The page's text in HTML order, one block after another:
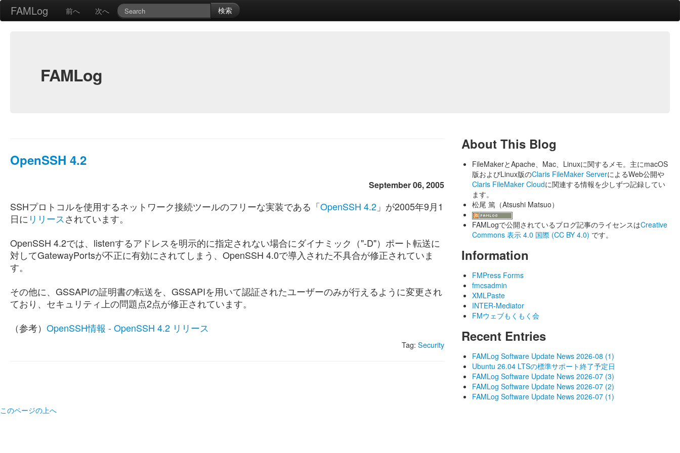
FAMLog 前へ 次へ 検索
FAMLog
OpenSSH 4.2
September 06, 2005
SSHプロトコルを使用するネットワーク接続ツールのフリーな実装である「OpenSSH 4.2 」が2005年9月1
日に リリースされています。
OpenSSH 4.2では、listenするアドレスを明示的に指定されない場合にダイナミック（"-D"）ポート転送に
対してGatewayPortsが不正に有効にされてしまう、OpenSSH 4.0で導入された不具合が修正されていま
す。
その他に、GSSAPIの証明書の転送を、GSSAPIを用いて認証されたユーザーのみが行えるように変更され
ており、セキュリティ上の問題点2点が修正されています。
（参考） OpenSSH情報 - OpenSSH 4.2 リリース
Tag:Security
About This Blog
FileMakerとApache、Mac、Linuxに関するメモ。主にmacOS
版およびLinux版のClaris FileMaker ServerによるWeb公開や
Claris FileMaker Cloudに関連する情報を少しずつ記録してい
ます。
松尾 篤（Atsushi Matsuo）
FAMLogで公開されているブログ記事のライセンスはCreative
Commons 表示 4.0 国際 (CC BY 4.0) です。
Information
FMPress Forms
fmcsadmin
XMLPaste
INTER-Mediator
FMウェブもくもく会
Recent Entries
FAMLog Software Update News 2026-08 (1)
Ubuntu 26.04 LTSの標準サポート終了予定日
FAMLog Software Update News 2026-07 (3)
FAMLog Software Update News 2026-07 (2)
FAMLog Software Update News 2026-07 (1)
このページの上へ